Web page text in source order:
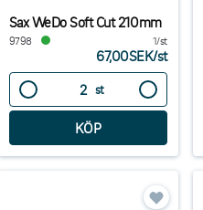
Sax WeDo Soft Cut 210mm
9798 1/st
67,00SEK/st
st